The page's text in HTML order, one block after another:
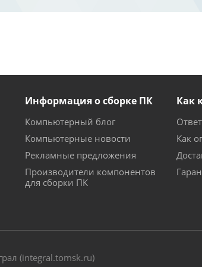
Информация о сборке ПК
Компьютерный блог
Компьютерные новости
Рекламные предложения
Производители компонентов
для сборки ПК
Как
Как
(integral.tomsk.ru)